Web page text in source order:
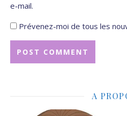
e-mail.
Prévenez-moi de tous les
A